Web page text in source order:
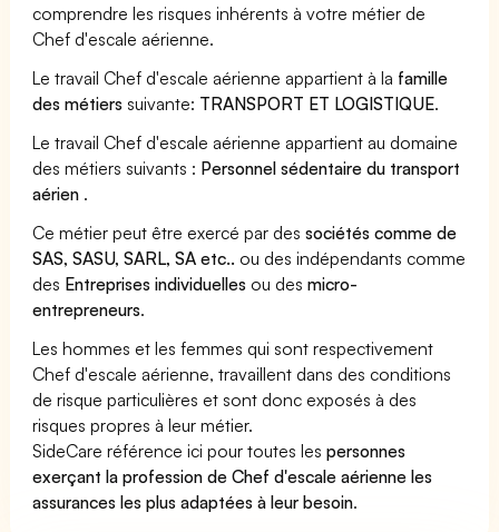
comprendre les risques inhérents à votre métier de
Chef d'escale aérienne.
Le travail Chef d'escale aérienne appartient à la famille
des métiers suivante: TRANSPORT ET LOGISTIQUE.
Le travail Chef d'escale aérienne appartient au domaine
des métiers suivants : Personnel sédentaire du transport
aérien .
Ce métier peut être exercé par dessociétés comme de
SAS, SASU, SARL, SA etc.. ou des indépendants comme
des Entreprises individuelles ou desmicro-
entrepreneurs.
Les hommes et les femmes qui sont respectivement
Chef d'escale aérienne, travaillent dans des conditions
de risque particulières et sont donc exposés à des
risques propres à leur métier.
SideCare référence ici pour toutes lespersonnes
exerçant la profession de Chef d'escale aérienne les
assurances les plus adaptées à leur besoin.